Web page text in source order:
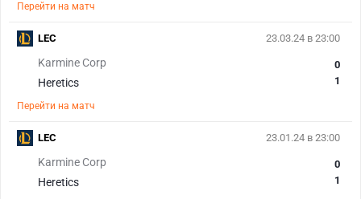
Перейти на матч
23.03.24 в 23:00
Karmine Corp
Heretics
0
1
Перейти на матч
LEC
23.01.24 в 23:00
Karmine Corp
Heretics
0
1
LEC